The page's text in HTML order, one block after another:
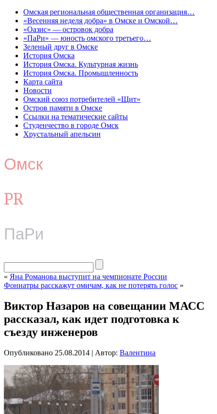
Омская региональная общественная организация…
«Весенняя неделя добра» в Омске и Омской…
«Оазис» — островок добра
«ПаРи» — юность омского третьего…
Зеленый друг в Омске
История Омска
История Омска. Культурная жизнь
История Омска. Промышленность
Карта сайта
Новости
Омский союз потребителей «Щит»
Остров памяти в Омске
Ссылки на тематические сайты
Студенчество в городе Омск
Хрустальный апельсин
Омск
PR
ПаРи
« Яна Романова выступит на чемпионате России
Фониатры расскажут омичам, как не потерять голос »
Виктор Назаров на совещании МАСС
рассказал, как идет подготовка к
съезду инженеров
Опубликовано 25.08.2014 | Автор: Валентина